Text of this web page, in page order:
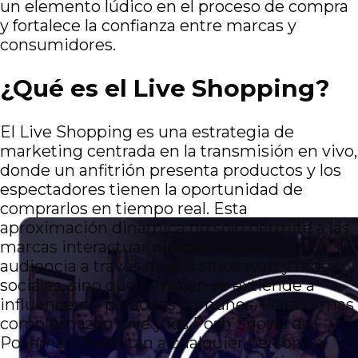
un elemento lúdico en el proceso de compra
y fortalece la confianza entre marcas y
consumidores.
¿Qué es el Live Shopping?
El Live Shopping es una estrategia de
marketing centrada en la transmisión en vivo,
donde un anfitrión presenta productos y los
espectadores tienen la oportunidad de
comprarlos en tiempo real. Esta
aproximación dinámica no solo permite a las
marcas interactuar directamente con su
audiencia a través de sus sitios web y redes
sociales, sino que también se extiende a
influencers y personas comunes. Plataformas
como Amazon Live y los Posh Shows de
Poshmark habilitan a cualquier persona a